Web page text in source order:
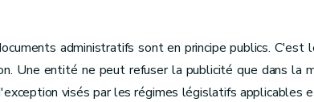
administratifs sont en principe publics. C'est
Une entité ne peut refuser la publicité que dans la
visés par les régimes législatifs applicables